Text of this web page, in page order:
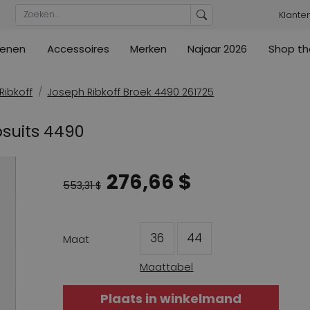
Coats
Accessoires
Merken
Cambio
Najaar 2026
Cambio
Shop
High
Arche
Joseph Ribkoff Broek 4490 261725
4490
553,31 $ 276,66 $
Maat 36 44
Maattabel
Plaats in winkelmand